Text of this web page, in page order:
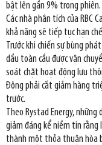
bật lên gần 9% trong phiên.
Các nhà phân tích của RBC
khả năng sẽ tiếp tục hạn
Trước khi chiến sự bùng
dầu toàn cầu được vận
soát chặt hoạt động lưu
Đông phải cắt giảm hàng
trước.
Theo Rystad Energy,
giảm đáng kể niềm tin rằng
thành một thỏa thuận hòa